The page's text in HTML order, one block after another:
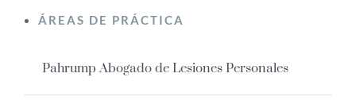
ÁREAS DE PRÁCTICA
Pahrump Abogado de Lesiones Personales